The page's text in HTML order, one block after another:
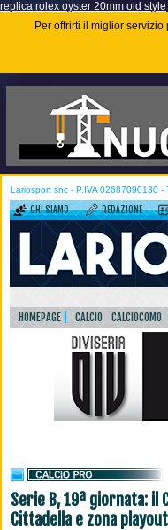
replica rolex oyster 20mm old style
Per offrirti il miglior
Lariosport snc - P.IVA 02687090130
CHI SIAMO REDAZIONE
HOMEPAGE CALCIO CALCIOCOMO
Serie B, 19ª giornata: il
Cittadella e zona